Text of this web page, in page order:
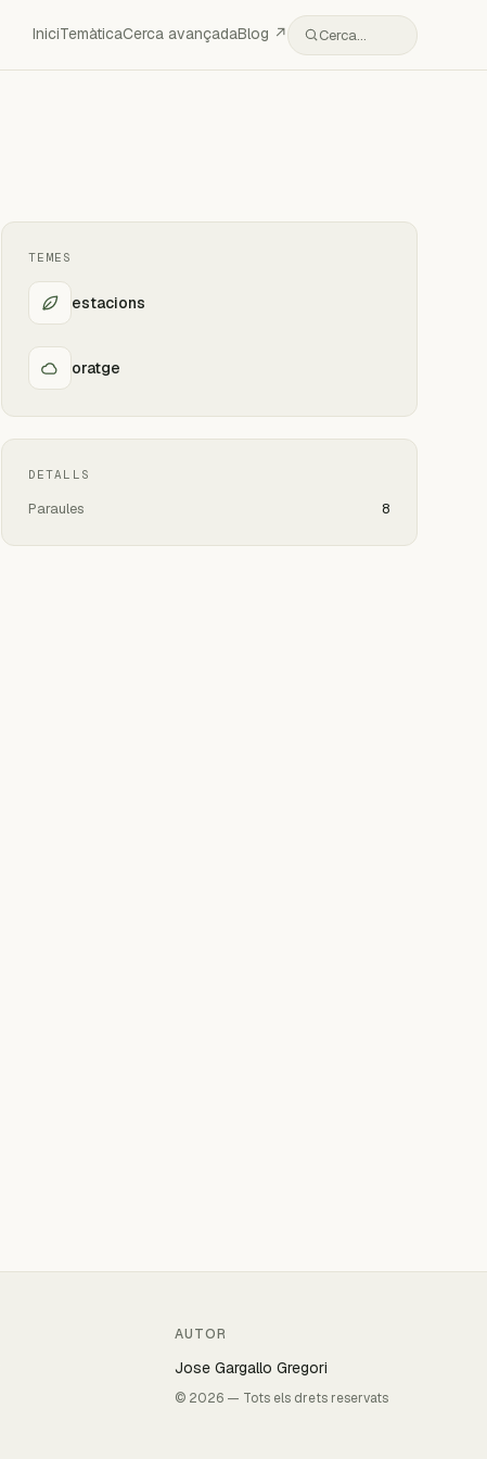
IniciTemàticaCerca avançadaBlog ↗ Cerca…
TEMES
estacions
oratge
DETALLS
Paraules 8
AUTOR
Jose Gargallo Gregori
© 2026 — Tots els drets reservats